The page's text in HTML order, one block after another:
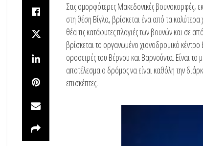
Στις ομορφότερες Μακεδονικές βουνοκορφές,
στη θέση Βίγλα, βρίσκεται ένα από τα
θέα τις κατάφυτες πλαγιές των βουνών και σε
βρίσκεται το οργανωμένο χιονοδρομικό
οροσειρές του Βέρνου και Βαρνούντα. Είναι
αποτέλεσμα ο δρόμος να είναι καθόλη την
επισκέπτες.